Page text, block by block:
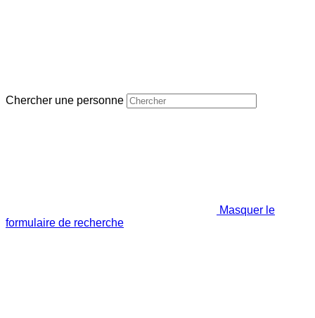
Chercher une personne
Masquer le
formulaire de recherche